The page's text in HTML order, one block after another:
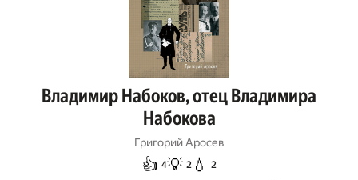
Владимир Набоков, отец Владимира
Набокова
Григорий Аросев
👍 4💡 2💧 2